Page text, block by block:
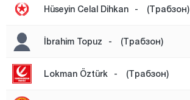
Ялова
Зонгулдак
Hüseyin Celal Dihkan - (Трабзон)
İbrahim Topuz - (Трабзон)
Lokman Öztürk - (Трабзон)